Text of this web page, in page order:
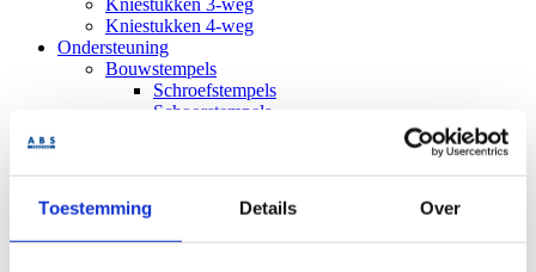
Toestemming Details Over
Kniestukken 3-weg
Kniestukken 4-weg
Ondersteuning
Bouwstempels
Schroefstempels
Schoorstempels
PAL onderdelen
Hekwerk
Bouwhekken
Dranghekken